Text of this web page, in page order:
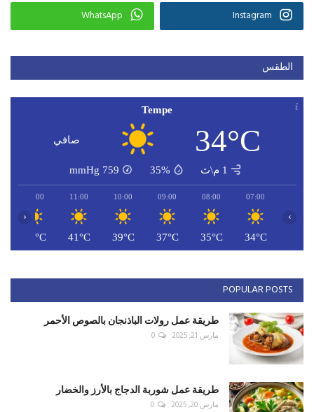
Instagram
WhatsApp
الطقس
Tempe
34°C صافي
1 م\ث 35%
759
mmHg
07:00
34°C
08:00
35°C
09:00
37°C
10:00
39°C
11:00
41°C
12:00
42°C
‹ ›
POPULAR POSTS
طريقة عمل رولات الباذنجان بالصوص الأحمر
مارس 21, 2025 0
طريقة عمل شوربة الدجاج بالأرز والخضار
مارس 20, 2025 0